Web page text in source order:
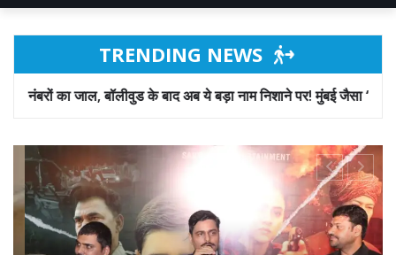
TRENDING NEWS
के बाद अब ये बड़ा नाम निशाने पर! मुंबई जैसा ‘फिरौती खेल’ अब दिल्ली-पंजाब में?
बॉलीवुड